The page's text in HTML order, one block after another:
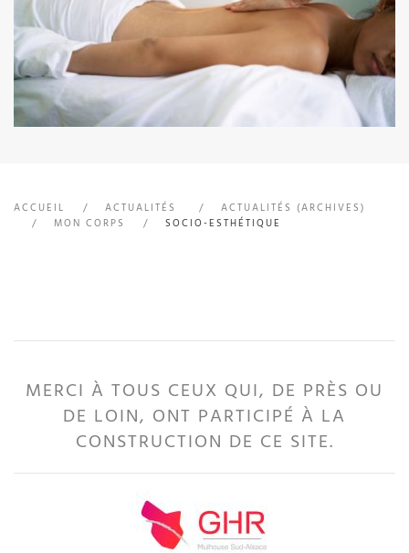
ACCUEIL ACTUALITÉS
ACTUALITÉS (ARCHIVES)
MON CORPS
SOCIO-ESTHÉTIQUE
MERCI À TOUS CEUX QUI, DE PRÈS OU
DE LOIN, ONT PARTICIPÉ À LA
CONSTRUCTION DE CE SITE.